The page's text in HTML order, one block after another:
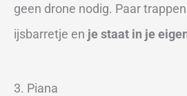
geen drone nodig. Paar
ijsbarretje en je staat in je
3. Piana